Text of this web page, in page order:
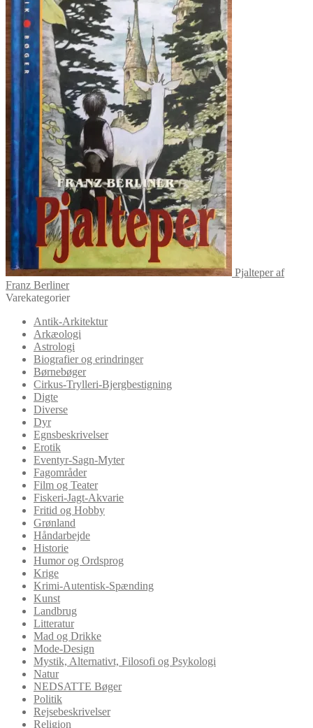
Pjalteper af
Franz Berliner
Varekategorier
Antik-Arkitektur
Arkæologi
Astrologi
Biografier og erindringer
Børnebøger
Cirkus-Trylleri-Bjergbestigning
Digte
Diverse
Dyr
Egnsbeskrivelser
Erotik
Eventyr-Sagn-Myter
Fagområder
Film og Teater
Fiskeri-Jagt-Akvarie
Fritid og Hobby
Grønland
Håndarbejde
Historie
Humor og Ordsprog
Krige
Krimi-Autentisk-Spænding
Kunst
Landbrug
Litteratur
Mad og Drikke
Mode-Design
Mystik, Alternativt, Filosofi og Psykologi
Natur
NEDSATTE Bøger
Politik
Rejsebeskrivelser
Religion